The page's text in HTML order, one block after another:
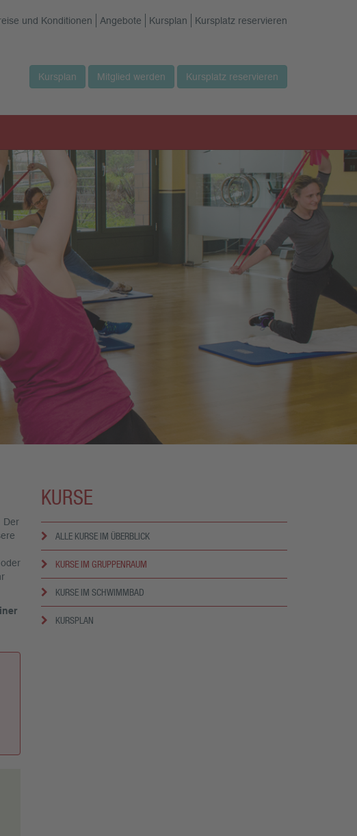
und Konditionen Angebote Kursplan Kursplatz reservieren
Kursplan Mitglied werden Kursplatz reservieren
Der
KURSE
ALLE KURSE IM ÜBERBLICK
KURSE IM GRUPPENRAUM
KURSE IM SCHWIMMBAD
KURSPLAN